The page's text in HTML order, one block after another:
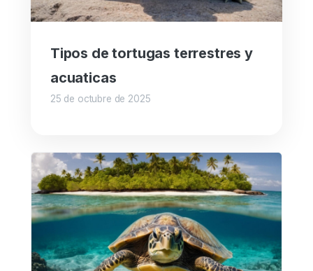
Tipos de tortugas terrestres y
acuaticas
25 de octubre de 2025